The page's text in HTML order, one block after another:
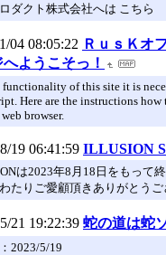
ダクト株式会社へは こちら
04 08:05:22 ＲｕｓＫオ
ようこそっ！
of this site it is
Here are the instructions how
browser.
19 06:41:59 ILLUSION
は2023年8月18日をもって
たりご愛顧頂きありがとうご
21 19:22:39 蛇の道は蛇
2023/5/19